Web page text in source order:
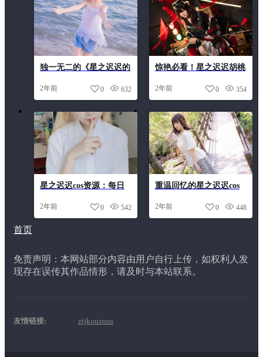
独一无二的《星之迟迟的
世界更有色彩。
2年前 632
0
惊艳必看！星之迟迟胡桃
2年前 354
0
星之迟迟cos资源：每日
2年前 542
0
重温回忆的星之迟迟cos
2年前 448
0
首页
免责声明：本网站部分内容由用户自行上传，如权利人发
现存在误传其作品情形，请及时与本站联系。
友情链接: ztjkouzuus